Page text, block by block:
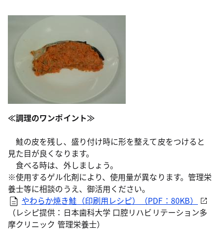
≪調理のワンポイント≫
鮭の皮を残し、盛り付け時に形を整えて皮をつけると
見た目が良くなります。
食べる時は、外しましょう。
※使用するゲル化剤により、使用量が異なります。管理栄
養士等に相談のうえ、御活用ください。
やわらか焼き鮭（印刷用レシピ）（PDF：80KB）
（レシピ提供：日本歯科大学 口腔リハビリテーション多
摩クリニック 管理栄養士）